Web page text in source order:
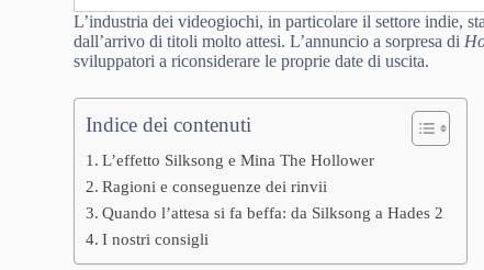
L’industria dei videogiochi, in particolare il settore indie,
dall’arrivo di titoli molto attesi. L’annuncio a sorpresa di
sviluppatori a riconsiderare le proprie date di uscita.
Indice dei contenuti
L’effetto Silksong e Mina The Hollower
Ragioni e conseguenze dei rinvii
Quando l’attesa si fa beffa: da Silksong a Hades 2
I nostri consigli